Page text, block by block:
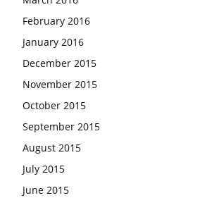
February 2016
January 2016
December 2015
November 2015
October 2015
September 2015
August 2015
July 2015
June 2015